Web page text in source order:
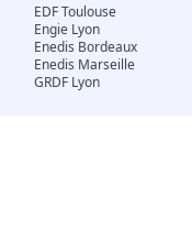
EDF Toulouse
Engie Lyon
Enedis Bordeaux
Enedis Marseille
GRDF Lyon